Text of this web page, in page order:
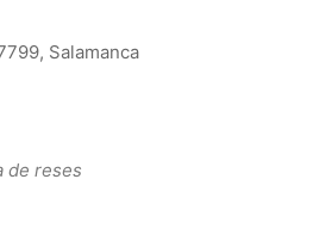
Salamanca
de reses